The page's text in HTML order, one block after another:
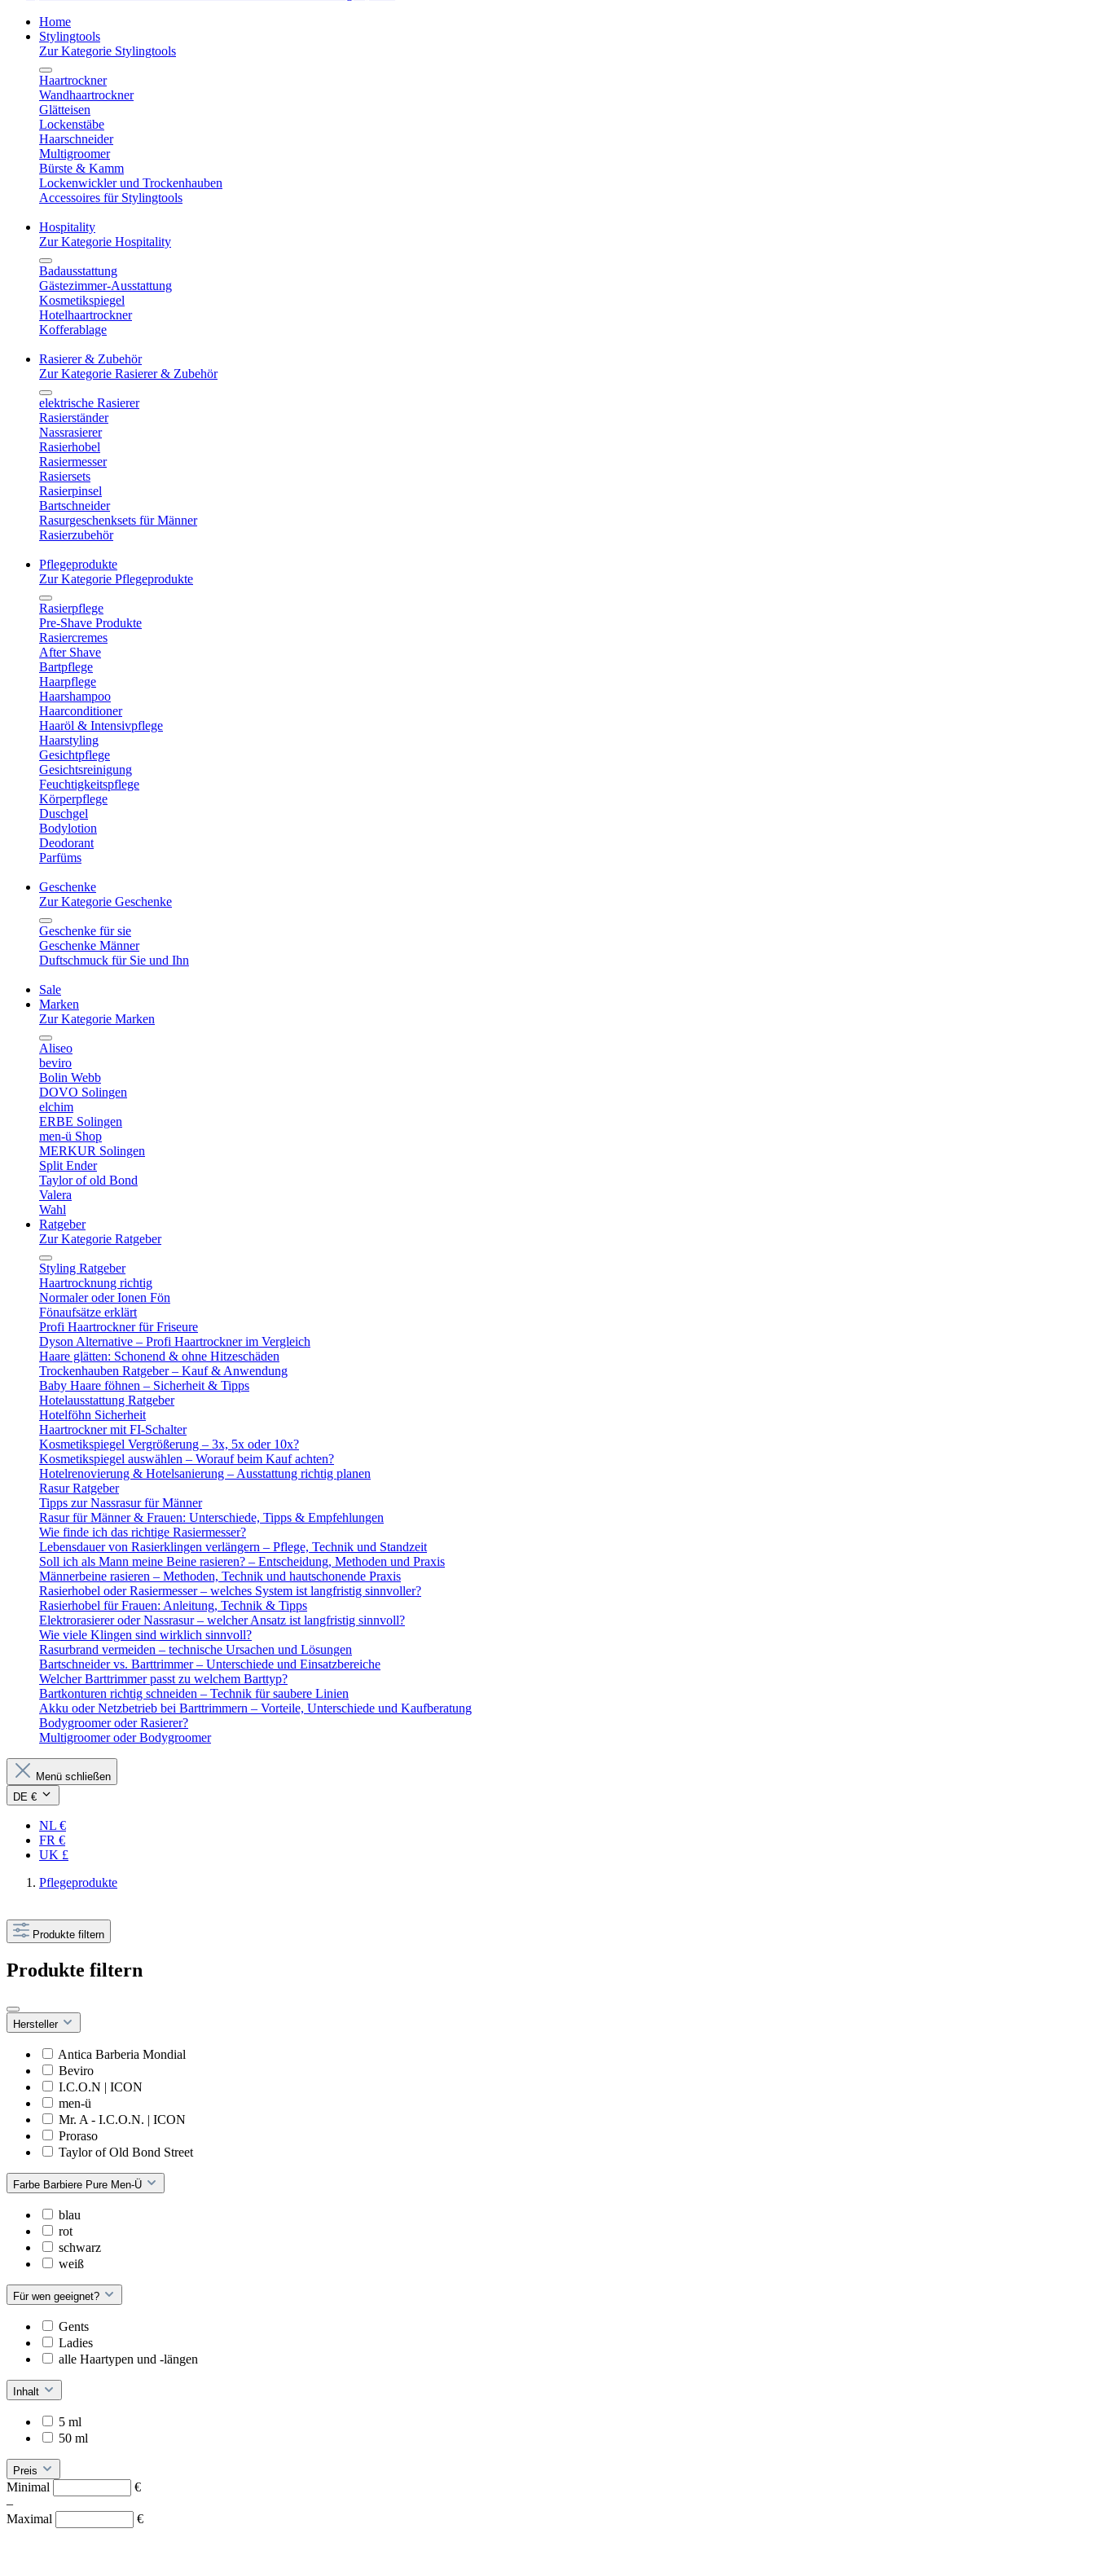
Home
Stylingtools
Zur Kategorie Stylingtools
Haartrockner
Wandhaartrockner
Glätteisen
Lockenstäbe
Haarschneider
Multigroomer
Bürste & Kamm
Lockenwickler und Trockenhauben
Accessoires für Stylingtools
Hospitality
Zur Kategorie Hospitality
Badausstattung
Gästezimmer-Ausstattung
Kosmetikspiegel
Hotelhaartrockner
Kofferablage
Rasierer & Zubehör
Zur Kategorie Rasierer & Zubehör
elektrische Rasierer
Rasierständer
Nassrasierer
Rasierhobel
Rasiermesser
Rasiersets
Rasierpinsel
Bartschneider
Rasurgeschenksets für Männer
Rasierzubehör
Pflegeprodukte
Zur Kategorie Pflegeprodukte
Rasierpflege
Pre-Shave Produkte
Rasiercremes
After Shave
Bartpflege
Haarpflege
Haarshampoo
Haarconditioner
Haaröl & Intensivpflege
Haarstyling
Gesichtpflege
Gesichtsreinigung
Feuchtigkeitspflege
Körperpflege
Duschgel
Bodylotion
Deodorant
Parfüms
Geschenke
Zur Kategorie Geschenke
Geschenke für sie
Geschenke Männer
Duftschmuck für Sie und Ihn
Sale
Marken
Zur Kategorie Marken
Aliseo
beviro
Bolin Webb
DOVO Solingen
elchim
ERBE Solingen
men-ü Shop
MERKUR Solingen
Split Ender
Taylor of old Bond
Valera
Wahl
Ratgeber
Zur Kategorie Ratgeber
Styling Ratgeber
Haartrocknung richtig
Normaler oder Ionen Fön
Fönaufsätze erklärt
Profi Haartrockner für Friseure
Dyson Alternative – Profi Haartrockner im Vergleich
Haare glätten: Schonend & ohne Hitzeschäden
Trockenhauben Ratgeber – Kauf & Anwendung
Baby Haare föhnen – Sicherheit & Tipps
Hotelausstattung Ratgeber
Hotelföhn Sicherheit
Haartrockner mit FI-Schalter
Kosmetikspiegel Vergrößerung – 3x, 5x oder 10x?
Kosmetikspiegel auswählen – Worauf beim Kauf achten?
Hotelrenovierung & Hotelsanierung – Ausstattung richtig planen
Rasur Ratgeber
Tipps zur Nassrasur für Männer
Rasur für Männer & Frauen: Unterschiede, Tipps & Empfehlungen
Wie finde ich das richtige Rasiermesser?
Lebensdauer von Rasierklingen verlängern – Pflege, Technik und Standzeit
Soll ich als Mann meine Beine rasieren? – Entscheidung, Methoden und Praxis
Männerbeine rasieren – Methoden, Technik und hautschonende Praxis
Rasierhobel oder Rasiermesser – welches System ist langfristig sinnvoller?
Rasierhobel für Frauen: Anleitung, Technik & Tipps
Elektrorasierer oder Nassrasur – welcher Ansatz ist langfristig sinnvoll?
Wie viele Klingen sind wirklich sinnvoll?
Rasurbrand vermeiden – technische Ursachen und Lösungen
Bartschneider vs. Barttrimmer – Unterschiede und Einsatzbereiche
Welcher Barttrimmer passt zu welchem Barttyp?
Bartkonturen richtig schneiden – Technik für saubere Linien
Akku oder Netzbetrieb bei Barttrimmern – Vorteile, Unterschiede und Kaufberatung
Bodygroomer oder Rasierer?
Multigroomer oder Bodygroomer
Menü schließen
DE €
NL €
FR €
UK £
Pflegeprodukte
Produkte filtern
Produkte filtern
Hersteller
Antica Barberia Mondial
Beviro
I.C.O.N | ICON
men-ü
Mr. A - I.C.O.N. | ICON
Proraso
Taylor of Old Bond Street
Farbe Barbiere Pure Men-Ü
blau
rot
schwarz
weiß
Für wen geeignet?
Gents
Ladies
alle Haartypen und -längen
Inhalt
5 ml
50 ml
Preis
Minimal
€
–
Maximal
€